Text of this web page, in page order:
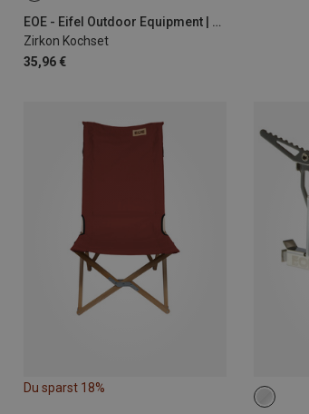
EOE - Eifel Outdoor Equipment | Camping Kochgeschirr
Zirkon Kochset
35,96 €
Du sparst 18%
ONE SIZE